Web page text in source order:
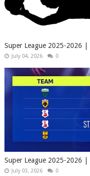
Super League 2025-2026 |
July 04, 2026 0
Super League 2025-2026 |
July 03, 2026 0